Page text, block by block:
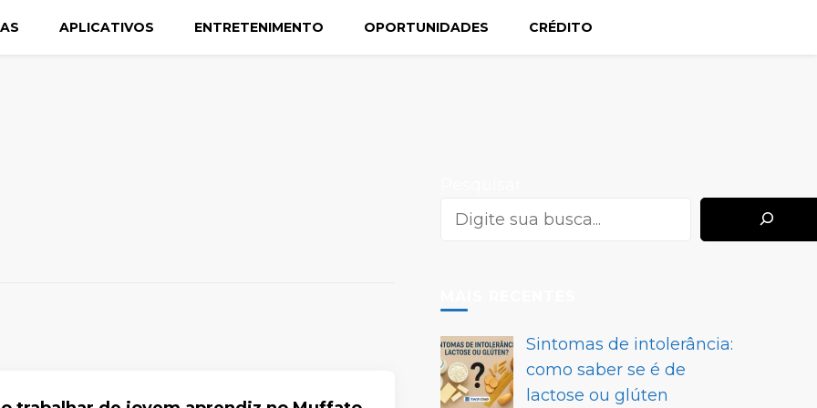
APLICATIVOS ENTRETENIMENTO OPORTUNIDADES CRÉDITO
Sintomas de intolerância:
como saber se é de
lactose ou glúten